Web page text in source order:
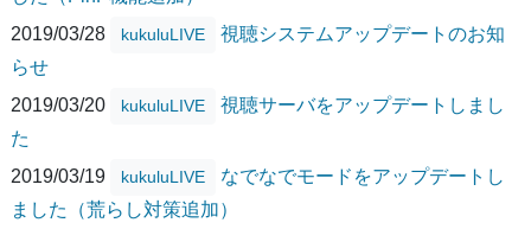
2019/03/28
kukuluLIVE
視聴システムアップデートのお知
らせ
2019/03/20
kukuluLIVE
視聴サーバをアップデートしまし
た
2019/03/19
kukuluLIVE
なでなでモードをアップデートし
ました（荒らし対策追加）